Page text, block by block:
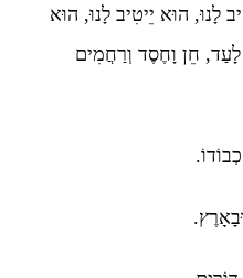
לָנוּ, הוּא יֵיטִיב לָנוּ, הוּא
לָעַד, חֵן וָחֶסֶד וְרַחֲמִים